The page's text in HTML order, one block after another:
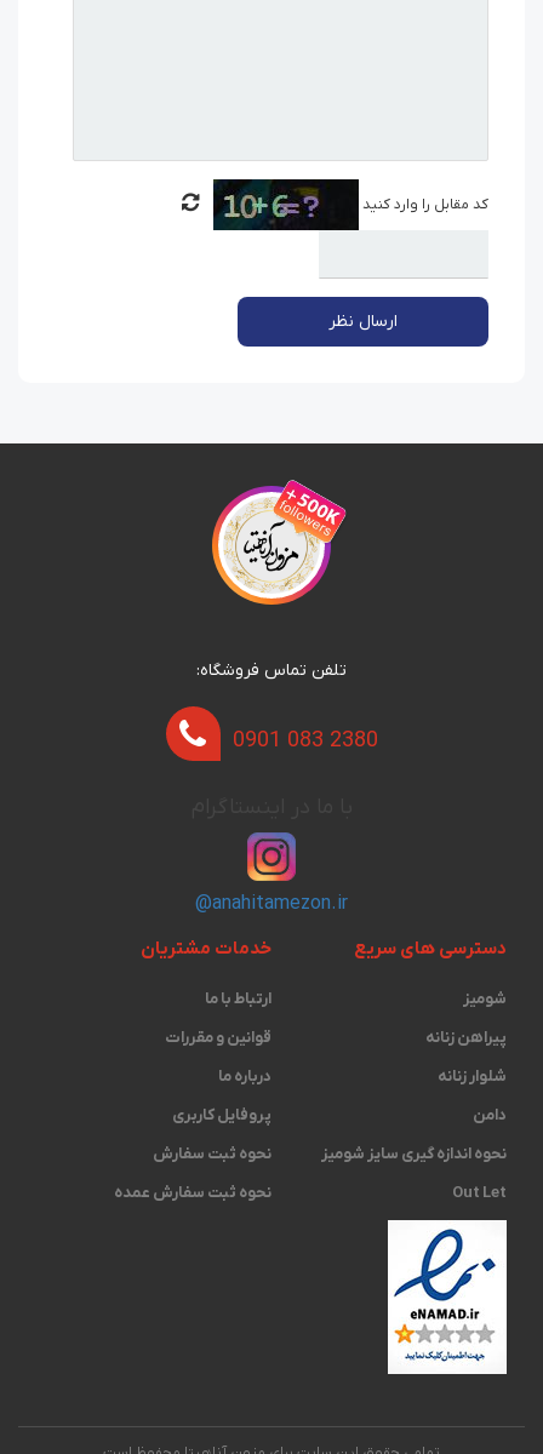
کد مقابل را وارد کنید
ارسال نظر
تلفن تماس فروشگاه:
0901 083 2380
@anahitamezon.ir
دسترسی های سریع
شومیز
پیراهن زنانه
شلوار زنانه
دامن
نحوه اندازه گیری ‫سایز شومیز
Out Let
خدمات مشتریان
ارتباط با ما
قوانین و مقررات
درباره ما
پروفایل کاربری
نحوه ثبت سفارش
نحوه ثبت سفارش عمده